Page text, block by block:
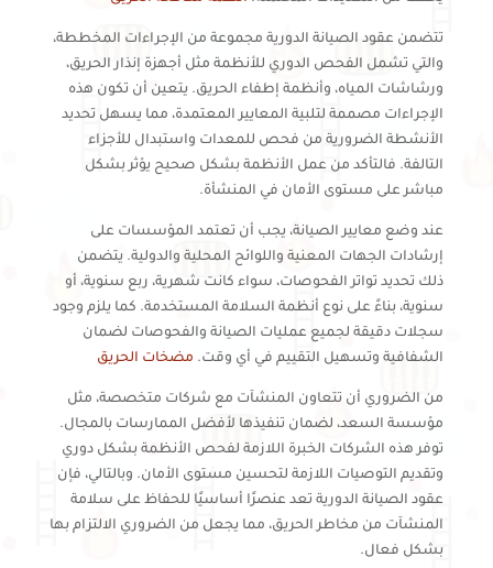
تتضمن عقود الصيانة الدورية مجموعة من الإجراءات المخططة،
والتي تشمل الفحص الدوري للأنظمة مثل أجهزة إنذار الحريق،
ورشاشات المياه، وأنظمة إطفاء الحريق. يتعين أن تكون هذه
الإجراءات مصممة لتلبية المعايير المعتمدة، مما يسهل تحديد
الأنشطة الضرورية من فحص للمعدات واستبدال للأجزاء
التالفة. فالتأكد من عمل الأنظمة بشكل صحيح يؤثر بشكل
مباشر على مستوى الأمان في المنشأة.
عند وضع معايير الصيانة، يجب أن تعتمد المؤسسات على
إرشادات الجهات المعنية واللوائح المحلية والدولية. يتضمن
ذلك تحديد تواتر الفحوصات، سواء كانت شهرية، ربع سنوية، أو
سنوية، بناءً على نوع أنظمة السلامة المستخدمة. كما يلزم وجود
سجلات دقيقة لجميع عمليات الصيانة والفحوصات لضمان
الشفافية وتسهيل التقييم في أي وقت. مضخات الحريق
من الضروري أن تتعاون المنشآت مع شركات متخصصة، مثل
مؤسسة السعد، لضمان تنفيذها لأفضل الممارسات بالمجال.
توفر هذه الشركات الخبرة اللازمة لفحص الأنظمة بشكل دوري
وتقديم التوصيات اللازمة لتحسين مستوى الأمان. وبالتالي، فإن
عقود الصيانة الدورية تعد عنصرًا أساسيًا للحفاظ على سلامة
المنشآت من مخاطر الحريق، مما يجعل من الضروري الالتزام بها
بشكل فعال.